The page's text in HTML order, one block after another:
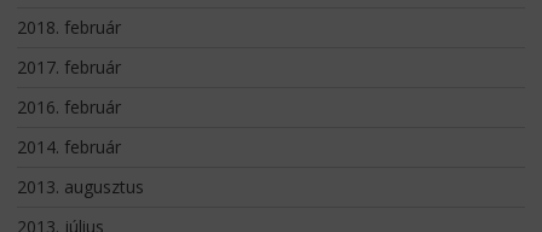
2018. február
2017. február
2016. február
2014. február
2013. augusztus
2013. július